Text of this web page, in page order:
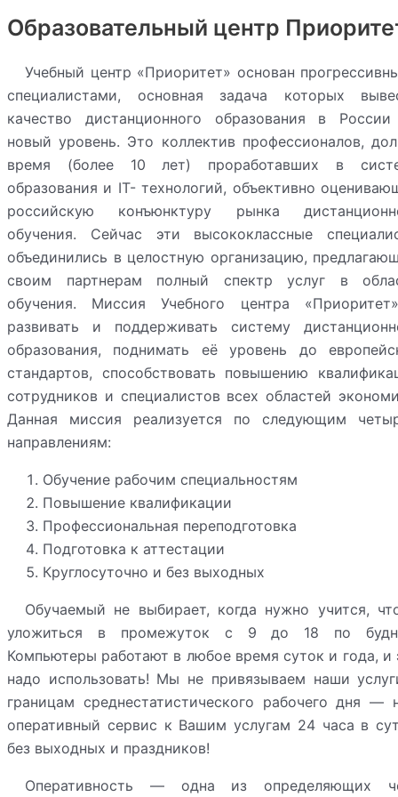
Образовательный центр
Учебный центр «Приоритет» основан
специалистами, основная задача которых
качество дистанционного образования в
новый уровень. Это коллектив профессионалов,
время (более 10 лет) проработавших в
образования и IT- технологий, объективно
российскую конъюнктуру рынка
обучения. Сейчас эти высококлассные
объединились в целостную организацию,
своим партнерам полный спектр услуг в
обучения. Миссия Учебного центра
развивать и поддерживать систему
образования, поднимать её уровень до
стандартов, способствовать повышению
сотрудников и специалистов всех областей
Данная миссия реализуется по следующим
направлениям:
Обучение рабочим специальностям
Повышение квалификации
Профессиональная переподготовка
Подготовка к аттестации
Круглосуточно и без выходных
Обучаемый не выбирает, когда нужно учится,
уложиться в промежуток с 9 до 18 по
Компьютеры работают в любое время суток и года, и
надо использовать! Мы не привязываем наши
границам среднестатистического рабочего дня —
оперативный сервис к Вашим услугам 24 часа в
без выходных и праздников!
Оперативность — одна из определяющих